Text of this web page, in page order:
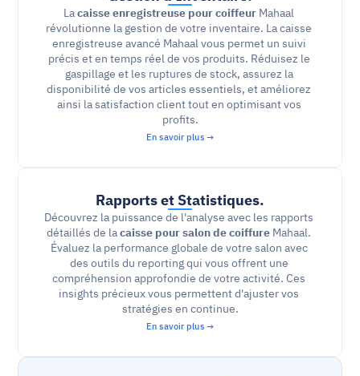
La caisse enregistreuse pour coiffeur Mahaal
révolutionne la gestion de votre inventaire. La caisse
enregistreuse avancé Mahaal vous permet un suivi
précis et en temps réel de vos produits. Réduisez le
gaspillage et les ruptures de stock, assurez la
disponibilité de vos articles essentiels, et améliorez
ainsi la satisfaction client tout en optimisant vos
profits.
En savoir plus →
Rapports et Statistiques.
Découvrez la puissance de l'analyse avec les rapports
détaillés de la caisse pour salon de coiffure Mahaal.
Évaluez la performance globale de votre salon avec
des outils du reporting qui vous offrent une
compréhension approfondie de votre activité. Ces
insights précieux vous permettent d'ajuster vos
stratégies en continue.
En savoir plus →